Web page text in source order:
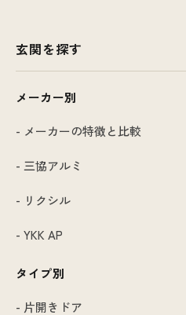
玄関を探す
メーカー別
- メーカーの特徴と比較
- 三協アルミ
- リクシル
- YKK AP
タイプ別
- 片開きドア